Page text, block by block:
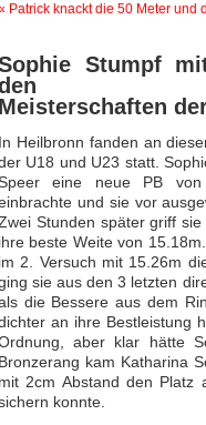
Patrick knackt die 50 Meter und
Stumpf
Baden-
Meisterschaften
In Heilbronn fanden an
U18 und U23 statt.
eine neue PB
und sie vor
Stunden später griff
ihre beste Weite von
im 2. Versuch mit 15.26m
sie aus den 3 letzten
die Bessere aus dem
an ihre Bestleistung
aber klar hätte
Bronzerang kam Katharina
mit 2cm Abstand den Platz
konnte.